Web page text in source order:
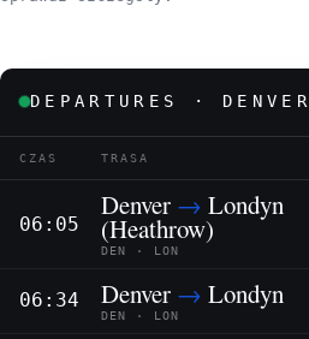
DEPARTURES · DENVER
CZAS TRASA
06:05
Denver → Londyn
(Heathrow)
DEN · LON
06:34 Denver → Londyn
DEN · LON